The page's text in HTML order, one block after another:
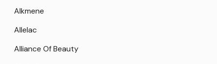
Alkmene
Allelac
Alliance Of Beauty